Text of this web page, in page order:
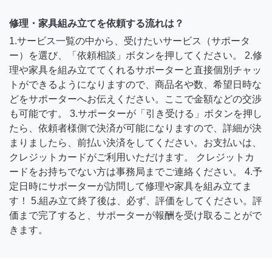
修理・家具組み立てを依頼する流れは？
1.サービス一覧の中から、受けたいサービス（サポータ
ー）を選び、「依頼相談」ボタンを押してください。 2.修
理や家具を組み立ててくれるサポーターと直接個別チャッ
トができるようになりますので、商品名や数、希望日時な
どをサポーターへお伝えください。ここで金額などの交渉
も可能です。 3.サポーターが「引き受ける」ボタンを押し
たら、依頼者様側で決済が可能になりますので、詳細が決
まりましたら、前払い決済をしてください。お支払いは、
クレジットカードがご利用いただけます。 クレジットカ
ードをお持ちでない方は事務局までご連絡ください。 4.予
定日時にサポーターが訪問して修理や家具を組み立てま
す！ 5.組み立て終了後は、必ず、評価をしてください。評
価まで完了すると、サポーターが報酬を受け取ることがで
きます。